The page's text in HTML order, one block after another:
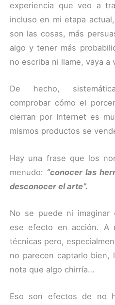
experiencia que veo a
incluso en mi etapa
son las cosas, más
algo y tener más
no escriba ni llame, vaya a
De hecho,
comprobar cómo el
cierran por Internet es
mismos productos se
Hay una frase que los
menudo: “conocer las
desconocer el arte”.
No se puede ni imaginar
ese efecto en acción. A
técnicas pero,
no parecen captarlo bien,
nota que algo chirría…
Eso son efectos de no